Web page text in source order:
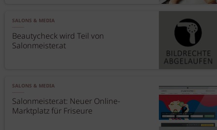
SALONS & MEDIA
Beautycheck wird Teil von
Salonmeister.at
SALONS & MEDIA
Salonmeister.at: Neuer Online-
Marktplatz für Friseure